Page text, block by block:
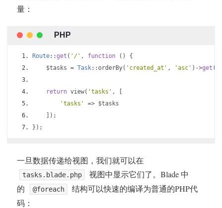
量：
Route::get ( '/' , function ()
{
    $tasks
= Task::orderBy( 'created_at' , 'asc' )->get
return view( 'tasks' ,
'tasks'
=> $tasks
]);
});
一旦数据传递给视图，我们就可以在
tasks.blade.php
视图中显示它们了。Blade 中
的
@foreach
结构可以快速的编译为普通的PHP代
码：